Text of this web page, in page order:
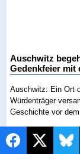
Auschwitz
Gedenkfeier mit
Auschwitz: Ein Ort
Würdenträger
Geschichte vor
Welt